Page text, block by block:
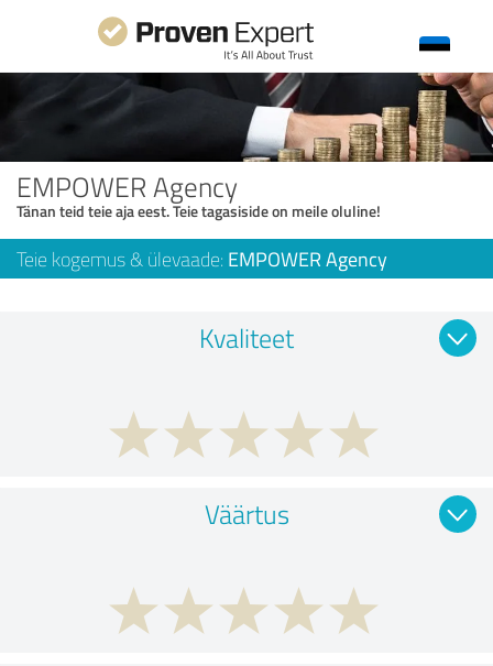
EMPOWER Agency
Tänan teid teie aja eest. Teie tagasiside on meile oluline!
Teie kogemus & ülevaade: EMPOWER Agency
Kvaliteet
Väärtus